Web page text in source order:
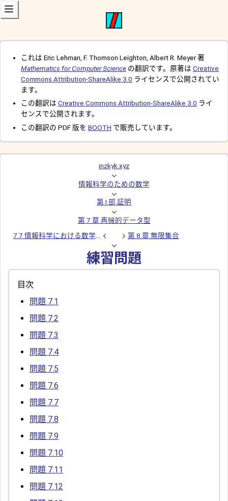
これは Eric Lehman, F. Thomson Leighton, Albert R. Meyer 著
Mathematics for Computer Science の翻訳です。原著は Creative
Commons Attribution-ShareAlike 3.0 ライセンスで公開されてい
ます。
この翻訳は Creative Commons Attribution-ShareAlike 3.0 ライ
センスで公開されます。
この翻訳の PDF 版を BOOTH で販売しています。
inzkyk.xyz
情報科学のための数学
第 I 部 証明
第 7 章 再帰的データ型
7.7 情報科学における数学的帰納法 第 8 章 無限集合
練習問題
目次
問題 7.1
問題 7.2
問題 7.3
問題 7.4
問題 7.5
問題 7.6
問題 7.7
問題 7.8
問題 7.9
問題 7.10
問題 7.11
問題 7.12